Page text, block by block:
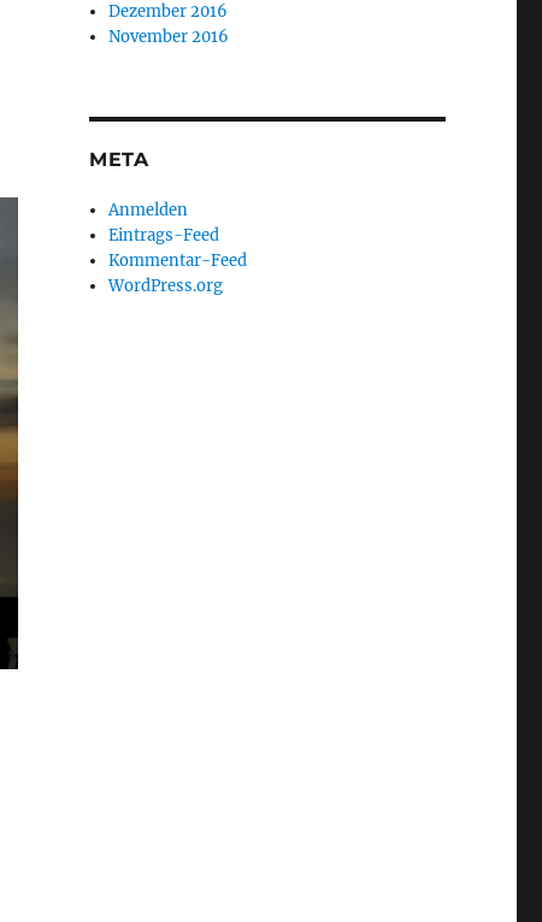
Dezember 2016
November 2016
META
Anmelden
Eintrags-Feed
Kommentar-Feed
WordPress.org